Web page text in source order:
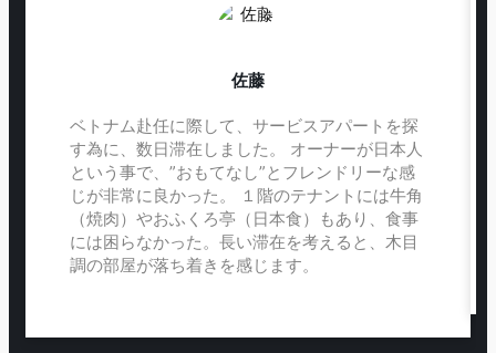
佐藤
ベトナム赴任に際して、サービスアパートを探
す為に、数日滞在しました。 オーナーが日本人
という事で、”おもてなし”とフレンドリーな感
じが非常に良かった。 １階のテナントには牛角
（焼肉）やおふくろ亭（日本食）もあり、食事
には困らなかった。長い滞在を考えると、木目
調の部屋が落ち着きを感じます。